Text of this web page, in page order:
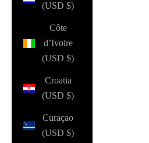
(USD $)
Côte
d’Ivoire
(USD $)
Croatia
(USD $)
Curaçao
(USD $)